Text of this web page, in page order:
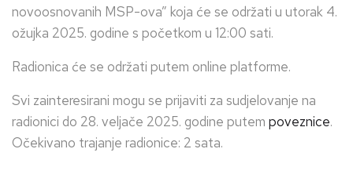
novoosnovanih MSP-ova” koja će se održati u utorak 4.
ožujka 2025. godine s početkom u 12:00 sati.
Radionica će se održati putem online platforme.
Svi zainteresirani mogu se prijaviti za sudjelovanje na
radionici do 28. veljače 2025. godine putem poveznice.
Očekivano trajanje radionice: 2 sata.